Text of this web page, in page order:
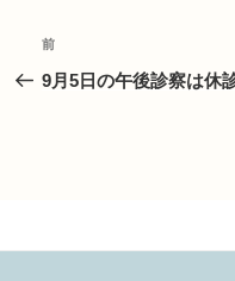
投
ビ
前
の
前
9月5日の午後診察は休